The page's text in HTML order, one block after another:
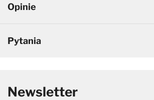
Opinie
Pytania
Newsletter